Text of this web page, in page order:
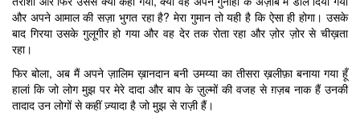
और अपने आमाल की सज़ा भुगत रहा है? मेरा गुमान तो यही है कि ऐसा ही होगा। उसके
बाद गिरया उसके गुलूगीर हो गया और वह देर तक रोता रहा और ज़ोर ज़ोर से चीख़ता
रहा।
फिर बोला, अब मैं अपने ज़ालिम ख़ानदान बनी उमय्या का तीसरा ख़लीफ़ा बनाया गया हूँ
हालां कि जो लोग मुझ पर मेरे दादा और बाप के ज़ुल्मों की वजह से ग़ज़ब नाक हैं उनकी
तादाद उन लोगों से कहीं ज़्यादा है जो मुझ से राज़ी हैं।